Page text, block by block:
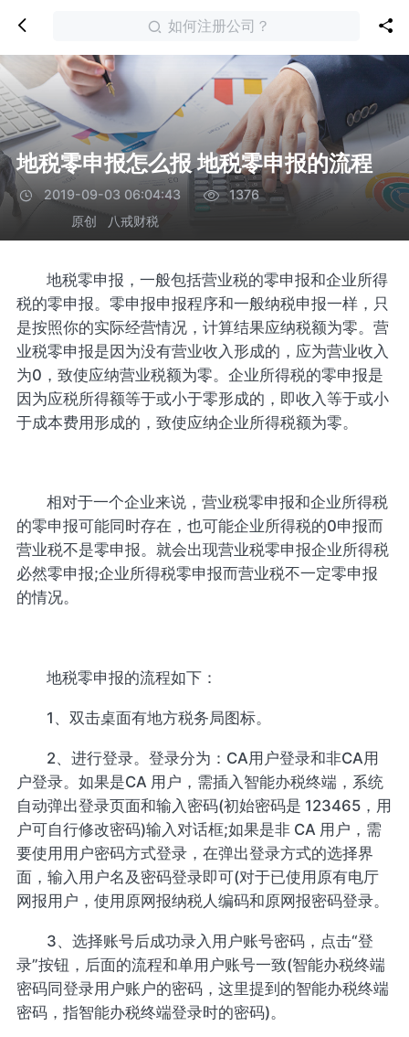
如何注册公司？
地税零申报怎么报 地税零申报的流程
2019-09-03 06:04:43
1376
原创
八戒财税
地税零申报，一般包括营业税的零申报和企业所得
税的零申报。零申报申报程序和一般纳税申报一样，只
是按照你的实际经营情况，计算结果应纳税额为零。营
业税零申报是因为没有营业收入形成的，应为营业收入
为0，致使应纳营业税额为零。企业所得税的零申报是
因为应税所得额等于或小于零形成的，即收入等于或小
于成本费用形成的，致使应纳企业所得税额为零。
相对于一个企业来说，营业税零申报和企业所得税
的零申报可能同时存在，也可能企业所得税的0申报而
营业税不是零申报。就会出现营业税零申报企业所得税
必然零申报;企业所得税零申报而营业税不一定零申报
的情况。
地税零申报的流程如下：
1、双击桌面有地方税务局图标。
2、进行登录。登录分为：CA用户登录和非CA用
户登录。如果是CA 用户，需插入智能办税终端，系统
自动弹出登录页面和输入密码(初始密码是 123465，用
户可自行修改密码)输入对话框;如果是非 CA 用户，需
要使用用户密码方式登录，在弹出登录方式的选择界
面，输入用户名及密码登录即可(对于已使用原有电厅
网报用户，使用原网报纳税人编码和原网报密码登录。
3、选择账号后成功录入用户账号密码，点击“登
录”按钮，后面的流程和单用户账号一致(智能办税终端
密码同登录用户账户的密码，这里提到的智能办税终端
密码，指智能办税终端登录时的密码)。